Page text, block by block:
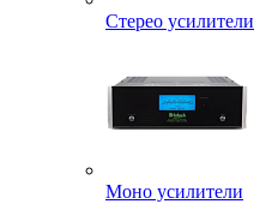
Стерео усилители
Моно усилители